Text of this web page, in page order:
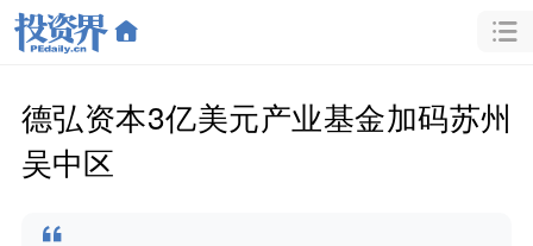
德弘资本3亿美元产业基金加码苏州
吴中区